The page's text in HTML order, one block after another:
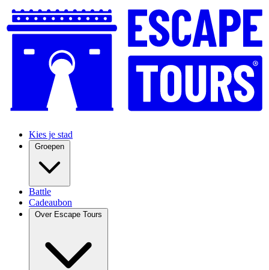
Kies je stad
Groepen
Battle
Cadeaubon
Over Escape Tours